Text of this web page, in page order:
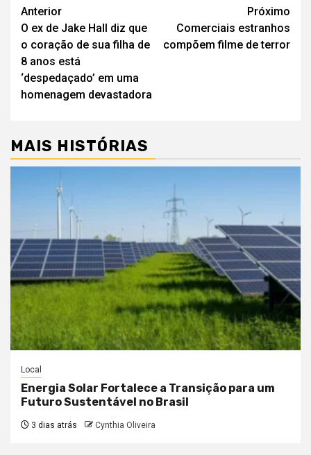
Navegação
de
artigos
Anterior
O ex de Jake Hall diz que
o coração de sua filha de
8 anos está
‘despedaçado’ em uma
homenagem devastadora
Próximo
Comerciais estranhos
compõem filme de terror
MAIS HISTÓRIAS
Local
Energia Solar Fortalece a Transição para um
Futuro Sustentável no Brasil
3 dias atrás Cynthia Oliveira